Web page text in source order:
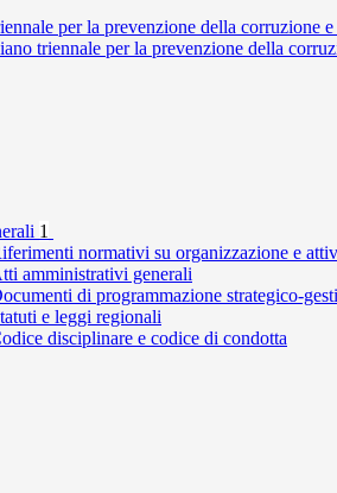
per la prevenzione della corruzione e
triennale per la prevenzione della
1
normativi su organizzazione e
amministrativi generali
di programmazione strategico-
e leggi regionali
disciplinare e codice di condotta